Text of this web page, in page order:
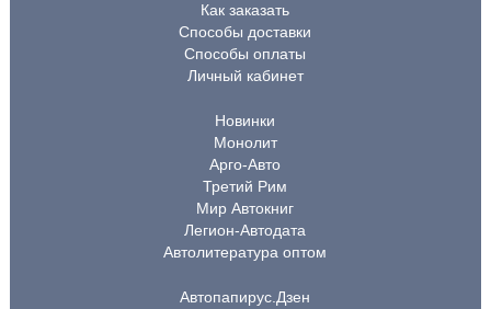
Как заказать
Способы доставки
Способы оплаты
Личный кабинет
Новинки
Монолит
Арго-Авто
Третий Рим
Мир Автокниг
Легион-Автодата
Автолитература оптом
Автопапирус.Дзен